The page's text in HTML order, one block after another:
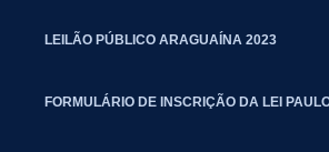
LEILÃO PÚBLICO ARAGUAÍNA 2023
FORMULÁRIO DE INSCRIÇÃO DA LEI